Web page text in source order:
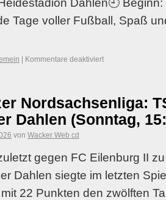
Dahlen🕘
Tage voller Fußball, Spaß
Kommentare deaktiviert
Nordsachsenliga:
Dahlen (Sonntag,
von Wacker Web cd
gegen FC Eilenburg II
Dahlen siegte im letzten
22 Punkten den zwölften